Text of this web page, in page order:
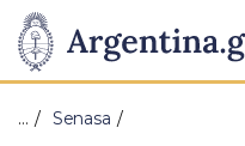
Presidencia
de
Pasar al contenido
… Senasa